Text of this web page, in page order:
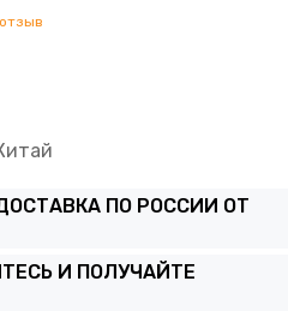
ПО РОССИИ ОТ
И ПОЛУЧАЙТЕ